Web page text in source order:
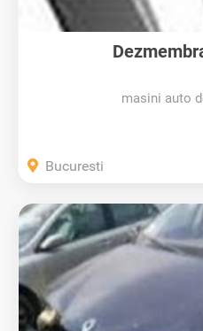
masini auto
Bucuresti